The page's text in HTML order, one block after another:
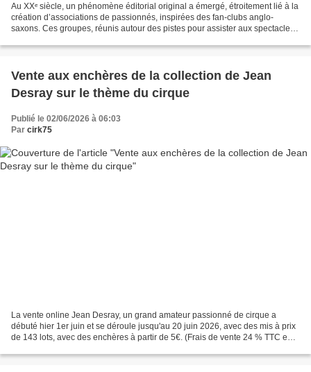
Au XXᵉ siècle, un phénomène éditorial original a émergé, étroitement lié à la
création d’associations de passionnés, inspirées des fan-clubs anglo-
saxons. Ces groupes, réunis autour des pistes pour assister aux spectacles,
Vente aux enchères de la collection de Jean
Desray sur le thème du cirque
Publié le 02/06/2026 à 06:03
Par cirk75
La vente online Jean Desray, un grand amateur passionné de cirque a
débuté hier 1er juin et se déroule jusqu'au 20 juin 2026, avec des mis à prix
de 143 lots, avec des enchères à partir de 5€. (Frais de vente 24 % TTC en